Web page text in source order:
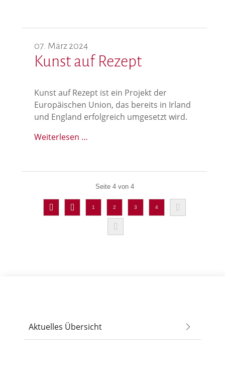
07. März 2024
Kunst auf Rezept
Kunst auf Rezept ist ein Projekt der
Europäischen Union, das bereits in Irland
und England erfolgreich umgesetzt wird.
Weiterlesen …
Seite 4 von 4
1 2 3 4
Aktuelles Übersicht